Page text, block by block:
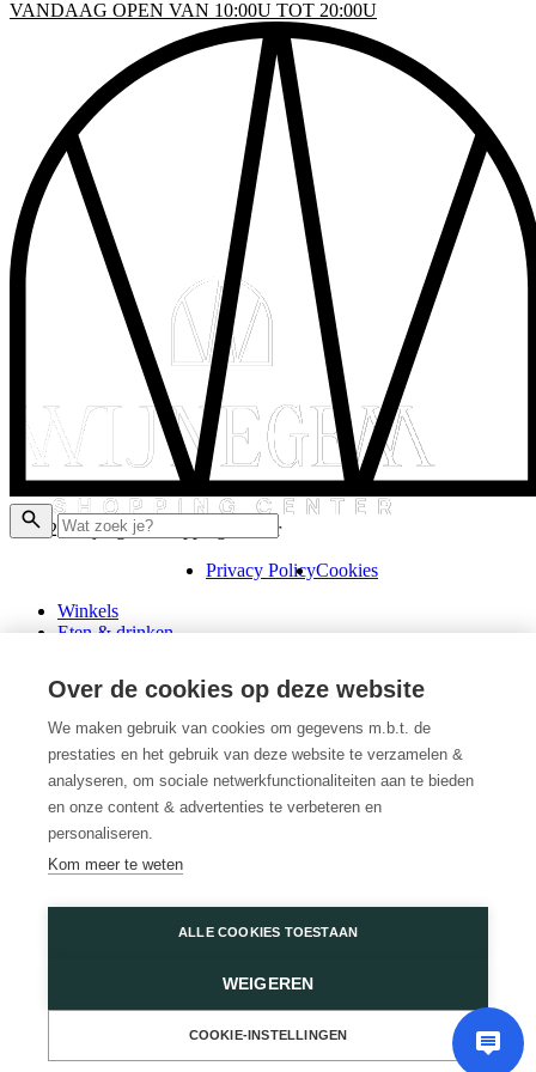
VANDAAG OPEN VAN 10:00U TOT 20:00U
© 2026 Wijnegem Shopping Center
Privacy PolicyCookies
Winkels
Eten & drinken
Schenk een cadeaubon
Over ons
Wini’s
Plattegrond
Diensten
Promoties
Huur een winkel
Veelgestelde vragen
Wijnegem Shopping Center
Contacteer ons
& DRINKEN
INFO
Over de cookies op deze website
We maken gebruik van cookies om gegevens m.b.t. de
prestaties en het gebruik van deze website te verzamelen &
analyseren, om sociale netwerkfunctionaliteiten aan te bieden
en onze content & advertenties te verbeteren en
personaliseren.
Kom meer te weten
ALLE COOKIES TOESTAAN
WEIGEREN
COOKIE-INSTELLINGEN